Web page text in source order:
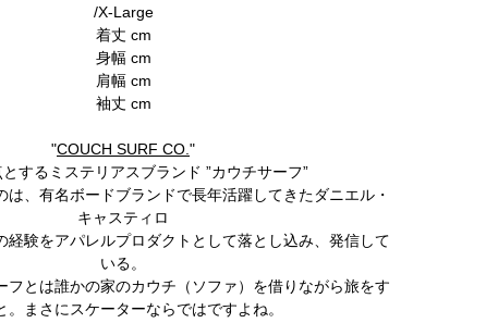
/X-Large
着丈 cm
身幅 cm
肩幅 cm
袖丈 cm
"COUCH SURF CO. "
するミステリアスブランド ”カウチサーフ”
は、有名ボードブランドで長年活躍してきたダニエル・
キャスティロ
経験をアパレルプロダクトとして落とし込み、発信して
いる。
フとは誰かの家のカウチ（ソファ）を借りながら旅をす
。まさにスケーターならではですよね。